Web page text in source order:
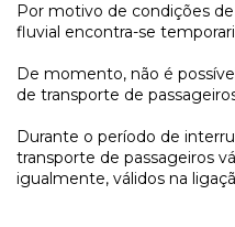
Por motivo de condições
fluvial encontra-se
De momento, não é
de transporte de
Durante o período de
transporte de passageiros
igualmente, válidos na